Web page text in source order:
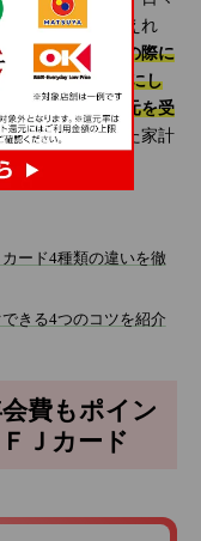
無駄な支出を抑えれ
ます。家計管理の際に
を家計簿代わりにし
いでポイント還元を受
カードを活用した家計
ード4種類の違いを徹
きる4つのコツを紹介
費もポイン
Ｊカード